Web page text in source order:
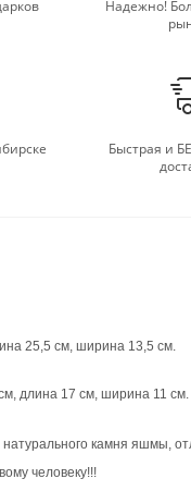
Надежно!
Быстрая и
25,5 см, ширина 13,5 см.
длина 17 см, ширина 11 см.
камня яшмы,
человеку!!!